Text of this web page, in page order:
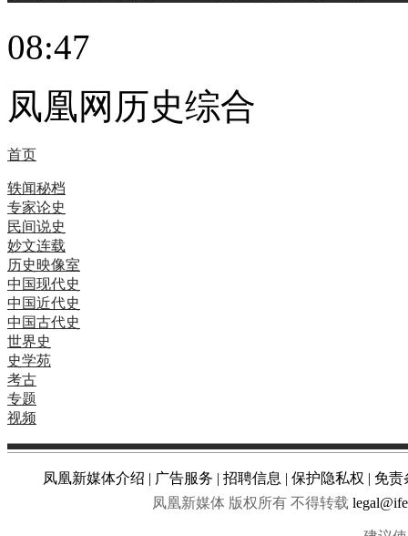
08:47
凤凰网历史综合
首页
轶闻秘档
专家论史
民间说史
妙文连载
历史映像室
中国现代史
中国近代史
中国古代史
世界史
史学苑
考古
专题
视频
凤凰新媒体介绍 | 广告服务 | 招聘信息 | 保护隐私权 | 免责
凤凰新媒体 版权所有 不得转载